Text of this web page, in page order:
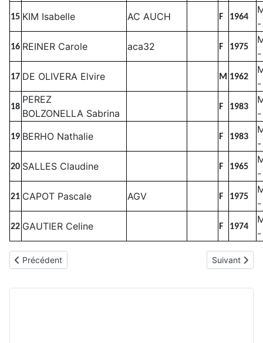
15 KIM Isabelle AC AUCH F 1964
-
16 REINER Carole aca32 F 1975
-
17 DE OLIVERA Elvire M 1962
-
18
PEREZ
BOLZONELLA Sabrina
F 1983
-
19 BERHO Nathalie F 1983
-
20 SALLES Claudine F 1965
-
21 CAPOT Pascale AGV F 1975
-
22 GAUTIER Celine F 1974
-
Article précédent : 2024 - Leitora Trail (La Petite Ourse 5km)
Précédent Article
Suivant